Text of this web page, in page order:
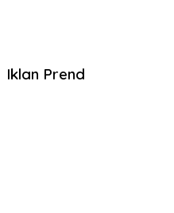
Iklan Prend